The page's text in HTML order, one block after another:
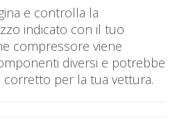
e controlla la
indicato con il tuo
compressore viene
diversi e potrebbe
per la tua vettura.